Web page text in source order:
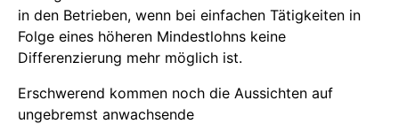
in den Betrieben, wenn bei einfachen Tätigkeiten in
Folge eines höheren Mindestlohns keine
Differenzierung mehr möglich ist.
Erschwerend kommen noch die Aussichten auf
ungebremst anwachsende